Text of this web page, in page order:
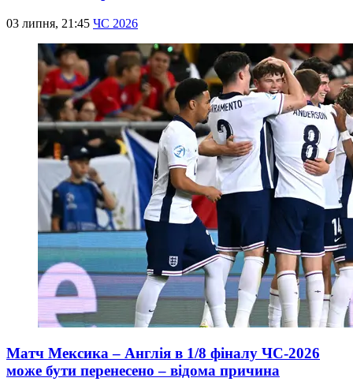
03 липня, 21:45 ЧС 2026
Матч Мексика – Англія в 1/8 фіналу ЧС-2026
може бути перенесено – відома причина